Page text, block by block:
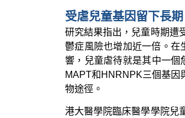
受虐兒童基因留下長
研究結果指出，兒童時期遭
鬱症風險也增加近一倍。在
響，兒童虐待就是其中一個
MAPT和HNRNPK三個基因
物途徑。
港大醫學院臨床醫學學院兒